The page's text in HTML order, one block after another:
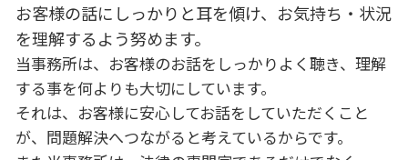
お客様の話にしっかりと耳を傾け、お気持ち・状況
を理解するよう努めます。
当事務所は、お客様のお話をしっかりよく聴き、理解
する事を何よりも大切にしています。
それは、お客様に安心してお話をしていただくこと
が、問題解決へつながると考えているからです。